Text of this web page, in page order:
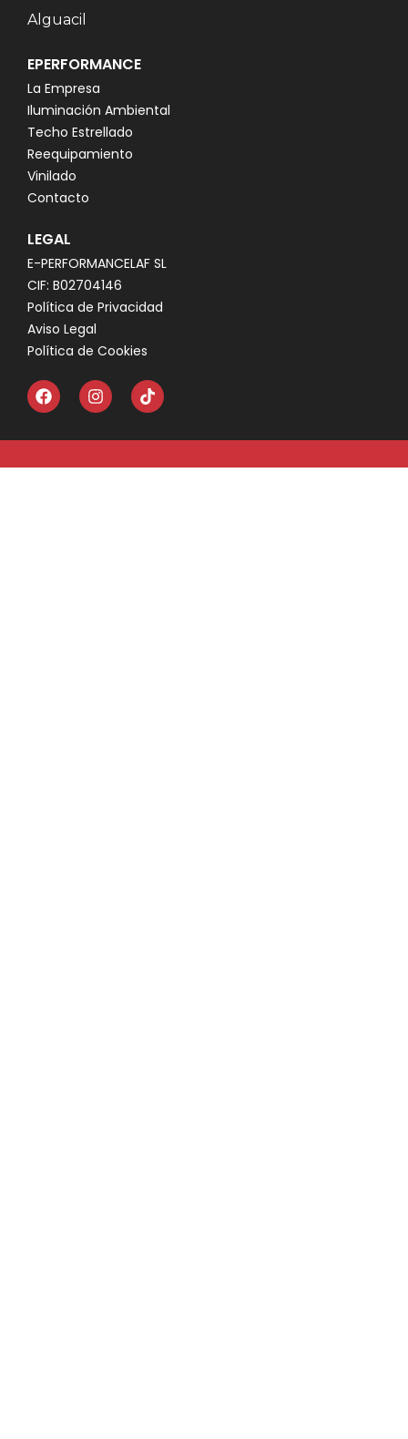
Alguacil
EPERFORMANCE
La Empresa
Iluminación Ambiental
Techo Estrellado
Reequipamiento
Vinilado
Contacto
LEGAL
E-PERFORMANCELAF SL
CIF: B02704146
Política de Privacidad
Aviso Legal
Política de Cookies